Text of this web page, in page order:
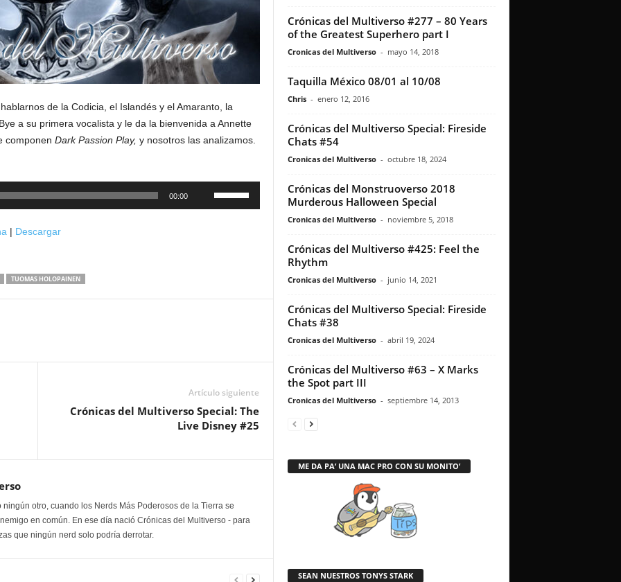
de la Codicia, el Islandés y el Amaranto, la
a su primera vocalista y le da la bienvenida a Annette
componen Dark Passion Play, y nosotros las analizamos.
00:00
| Descargar
TUOMAS HOLOPAINEN
Artículo siguiente
Crónicas del Multiverso Special: The
Live Disney #25
ningún otro, cuando los Nerds Más Poderosos de la Tierra se
en común. En ese día nació Crónicas del Multiverso - para
que ningún nerd solo podría derrotar.
Crónicas del Multiverso #277 – 80 Years
of the Greatest Superhero part I
Cronicas del Multiverso - mayo 14, 2018
Taquilla México 08/01 al 10/08
Chris - enero 12, 2016
Crónicas del Multiverso Special: Fireside
Chats #54
Cronicas del Multiverso - octubre 18, 2024
Crónicas del Monstruoverso 2018
Murderous Halloween Special
Cronicas del Multiverso - noviembre 5, 2018
Crónicas del Multiverso #425: Feel the
Rhythm
Cronicas del Multiverso - junio 14, 2021
Crónicas del Multiverso Special: Fireside
Chats #38
Cronicas del Multiverso - abril 19, 2024
Crónicas del Multiverso #63 – X Marks
the Spot part III
Cronicas del Multiverso - septiembre 14, 2013
ME DA PA’ UNA MAC PRO CON SU MONITO’
SEAN NUESTROS TONYS STARK